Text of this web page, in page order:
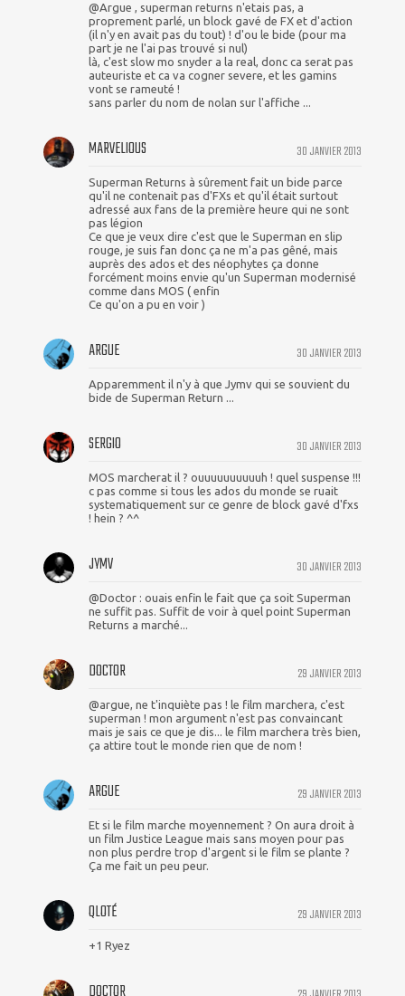
@Argue , superman returns n'etais pas, a
proprement parlé, un block gavé de FX et d'action
(il n'y en avait pas du tout) ! d'ou le bide (pour ma
part je ne l'ai pas trouvé si nul)
là, c'est slow mo snyder a la real, donc ca serat pas
auteuriste et ca va cogner severe, et les gamins
vont se rameuté !
sans parler du nom de nolan sur l'affiche ...
30 JANVIER 2013
MARVELIOUS
Superman Returns à sûrement fait un bide parce
qu'il ne contenait pas d'FXs et qu'il était surtout
adressé aux fans de la première heure qui ne sont
pas légion
Ce que je veux dire c'est que le Superman en slip
rouge, je suis fan donc ça ne m'a pas gêné, mais
auprès des ados et des néophytes ça donne
forcément moins envie qu'un Superman modernisé
comme dans MOS ( enfin
Ce qu'on a pu en voir )
30 JANVIER 2013
ARGUE
Apparemment il n'y à que Jymv qui se souvient du
bide de Superman Return ...
30 JANVIER 2013
SERGIO
MOS marcherat il ? ouuuuuuuuuuh ! quel suspense !!!
c pas comme si tous les ados du monde se ruait
systematiquement sur ce genre de block gavé d'fxs
! hein ? ^^
30 JANVIER 2013
JYMV
@Doctor : ouais enfin le fait que ça soit Superman
ne suffit pas. Suffit de voir à quel point Superman
Returns a marché...
29 JANVIER 2013
DOCTOR
@argue, ne t'inquiète pas ! le film marchera, c'est
superman ! mon argument n'est pas convaincant
mais je sais ce que je dis... le film marchera très bien,
ça attire tout le monde rien que de nom !
29 JANVIER 2013
ARGUE
Et si le film marche moyennement ? On aura droit à
un film Justice League mais sans moyen pour pas
non plus perdre trop d'argent si le film se plante ?
Ça me fait un peu peur.
29 JANVIER 2013
QLOTÉ
+1 Ryez